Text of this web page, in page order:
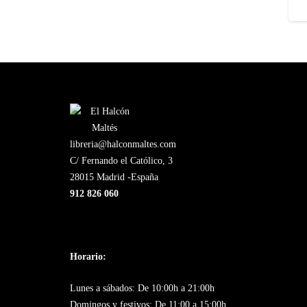
libreria@halconmaltes.com
C/ Fernando el Católico, 3
28015 Madrid -España
912 826 060
Horario:
Lunes a sábados: De 10:00h a 21:00h
Domingos y festivos: De 11:00 a 15:00h